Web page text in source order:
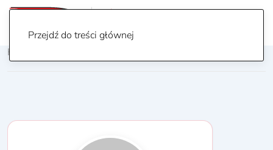
Przejdź do treści głównej
Home